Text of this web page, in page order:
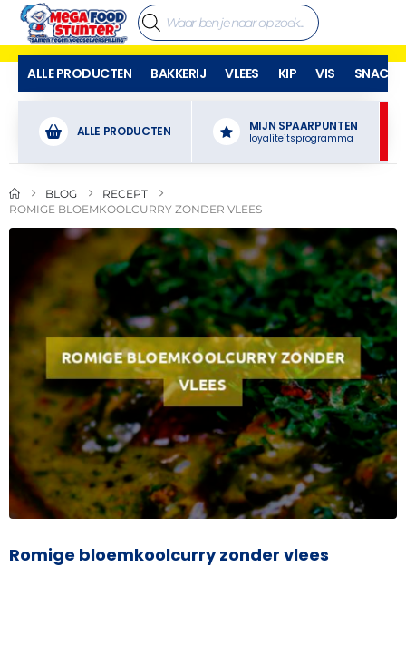
ALLE PRODUCTEN BAKKERIJ VLEES KIP VIS SNACKS
ALLE PRODUCTEN MIJN SPAARPUNTEN
loyaliteitsprogramma
BLOG
RECEPT
ROMIGE BLOEMKOOLCURRY ZONDER VLEES
Romige bloemkoolcurry zonder vlees